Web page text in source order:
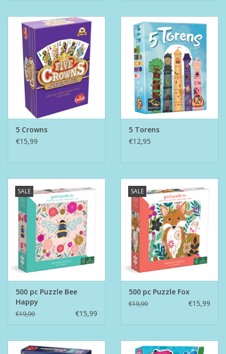
5 Crowns
€15,99
5 Torens
€12,95
SALE
500 pc Puzzle Bee
Happy
€19,99 €15,99
SALE
500 pc Puzzle Fox
€19,99 €15,99